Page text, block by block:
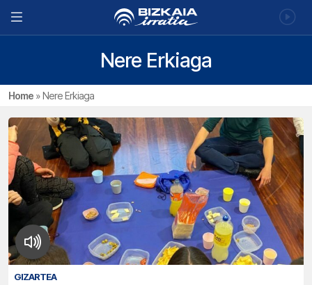
Nere Erkiaga
Home »Nere Erkiaga
GIZARTEA